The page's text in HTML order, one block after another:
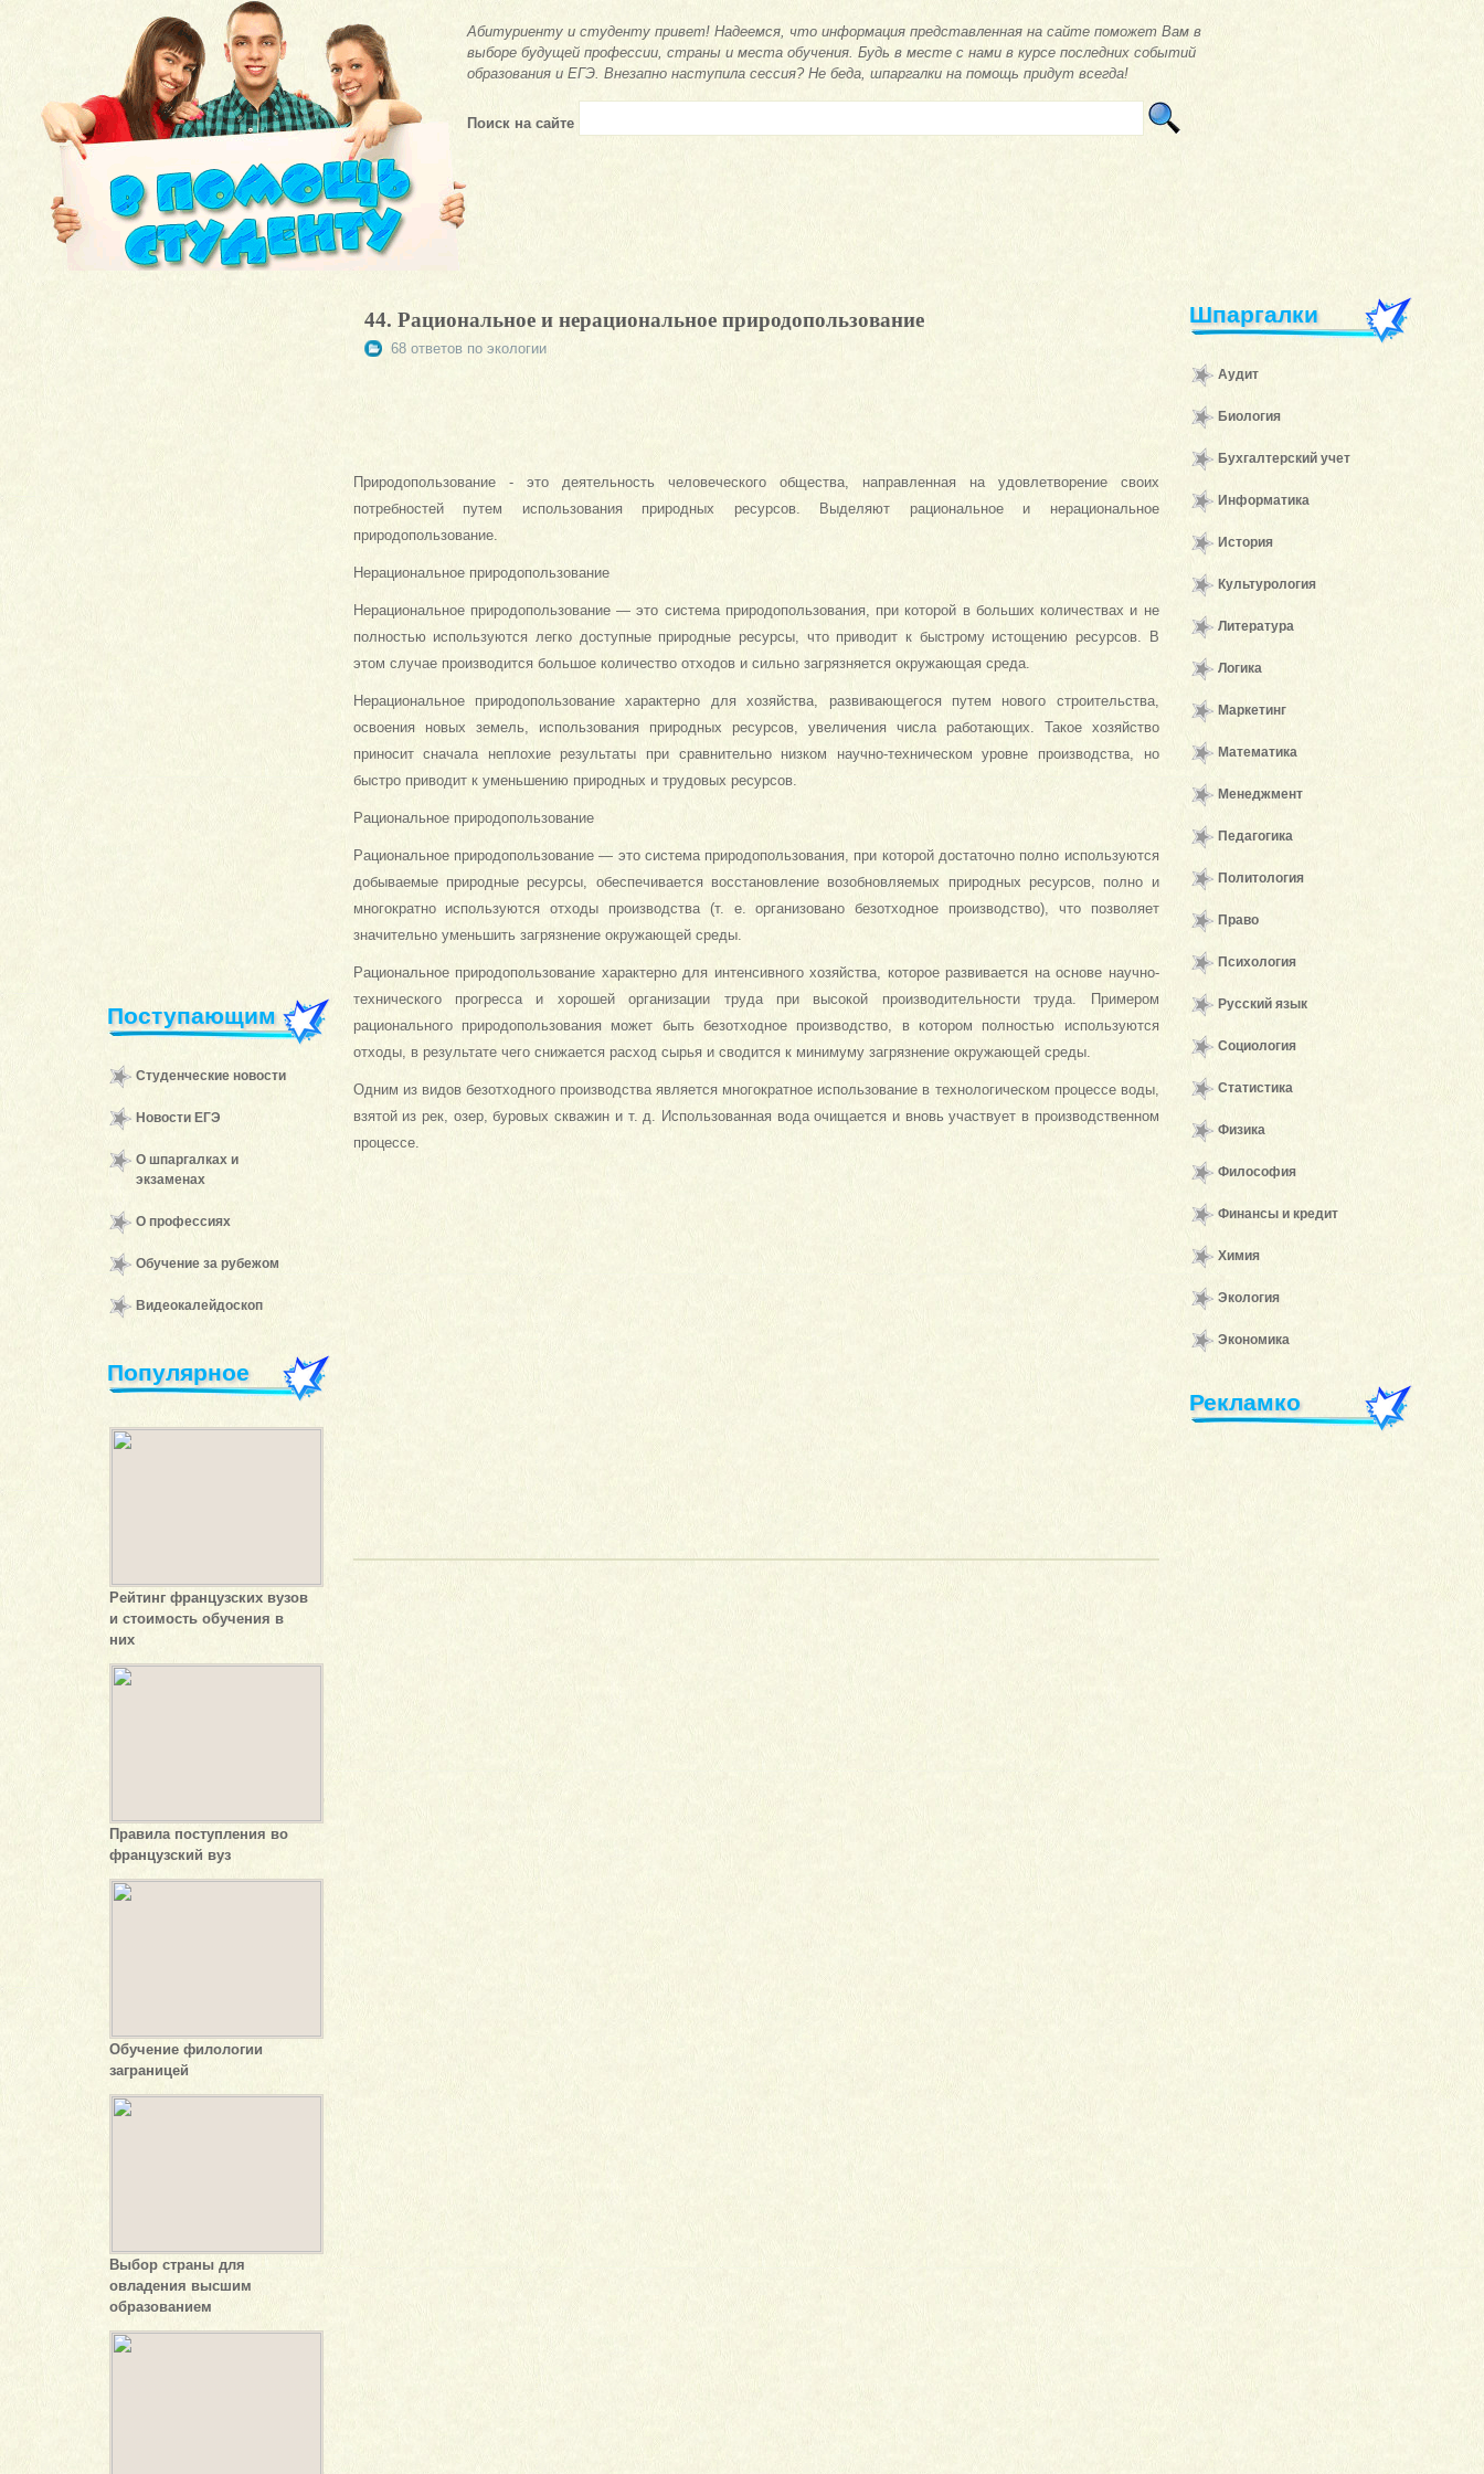
Абитуриенту и студенту привет! Надеемся, что информация представленная на сайте поможет Вам в
выборе будущей профессии, страны и места обучения. Будь в месте с нами в курсе последних событий
образования и ЕГЭ. Внезапно наступила сессия? Не беда, шпаргалки на помощь придут всегда!
Поиск на сайте
Поступающим
Студенческие новости
Новости ЕГЭ
О шпаргалках и
экзаменах
О профессиях
Обучение за рубежом
Видеокалейдоскоп
Популярное
Рейтинг французских вузов
и стоимость обучения в
них
Правила поступления во
французский вуз
Обучение филологии
заграницей
Выбор страны для
овладения высшим
образованием
44. Рациональное и нерациональное природопользование
68 ответов по экологии
Природопользование - это деятельность человеческого общества, направленная на удовлетворение своих
потребностей путем использования природных ресурсов. Выделяют рациональное и нерациональное
природопользование.
Нерациональное природопользование
Нерациональное природопользование — это система природопользования, при которой в больших количествах и не
полностью используются легко доступные природные ресурсы, что приводит к быстрому истощению ресурсов. В
этом случае производится большое количество отходов и сильно загрязняется окружающая среда.
Нерациональное природопользование характерно для хозяйства, развивающегося путем нового строительства,
освоения новых земель, использования природных ресурсов, увеличения числа работающих. Такое хозяйство
приносит сначала неплохие результаты при сравнительно низком научно-техническом уровне производства, но
быстро приводит к уменьшению природных и трудовых ресурсов.
Рациональное природопользование
Рациональное природопользование — это система природопользования, при которой достаточно полно используются
добываемые природные ресурсы, обеспечивается восстановление возобновляемых природных ресурсов, полно и
многократно используются отходы производства (т. е. организовано безотходное производство), что позволяет
значительно уменьшить загрязнение окружающей среды.
Рациональное природопользование характерно для интенсивного хозяйства, которое развивается на основе научно-
технического прогресса и хорошей организации труда при высокой производительности труда. Примером
рационального природопользования может быть безотходное производство, в котором полностью используются
отходы, в результате чего снижается расход сырья и сводится к минимуму загрязнение окружающей среды.
Одним из видов безотходного производства является многократное использование в технологическом процессе воды,
взятой из рек, озер, буровых скважин и т. д. Использованная вода очищается и вновь участвует в производственном
процессе.
Шпаргалки
Аудит
Биология
Бухгалтерский учет
Информатика
История
Культурология
Литература
Логика
Маркетинг
Математика
Менеджмент
Педагогика
Политология
Право
Психология
Русский язык
Социология
Статистика
Физика
Философия
Финансы и кредит
Химия
Экология
Экономика
Рекламко